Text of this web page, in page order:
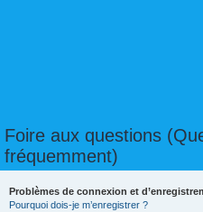
Foire aux questions
fréquemment)
Problèmes de connexion et
Pourquoi dois-je m’enregistrer ?